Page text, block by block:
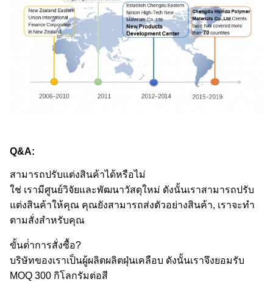
Q&A:
สามารถปรับแต่งสินค้าได้หรือไม่
ใช่ เรามีศูนย์วิจัยและพัฒนาวัสดุใหม่ ดังนั้นเราสามารถปรับ
แต่งสินค้าให้คุณ คุณยังสามารถส่งตัวอย่างสินค้า, เราจะทํา
ตามสั่งสําหรับคุณ
ขั้นต่ําการสั่งซื้อ?
บริษัทของเราเป็นผู้ผลิตผลิตฝุ่นเคลือบ ดังนั้นเราจึงยอมรับ
MOQ 300 กิโลกรัมต่อสี